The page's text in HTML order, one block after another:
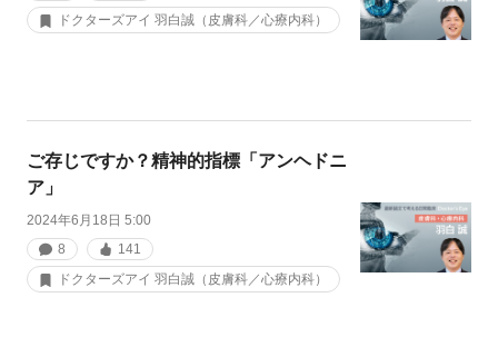
ドクターズアイ 羽白誠（皮膚科／心療内科）
ご存じですか？精神的指標「アンヘドニ
ア」
2024年6月18日 5:00
8
141
ドクターズアイ 羽白誠（皮膚科／心療内科）